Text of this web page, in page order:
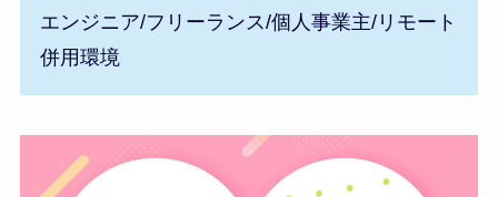
エンジニア/フリーランス/個人事業主/リモート
併用環境